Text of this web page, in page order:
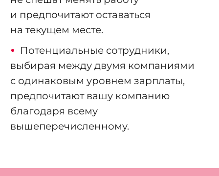
и предпочитают оставаться
на текущем месте.
Потенциальные сотрудники,
выбирая между двумя компаниями
с одинаковым уровнем зарплаты,
предпочитают вашу компанию
благодаря всему
вышеперечисленному.